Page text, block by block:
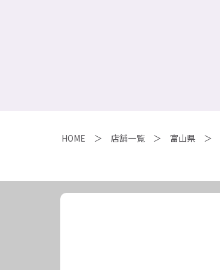
HOME 店舗一覧 富山県